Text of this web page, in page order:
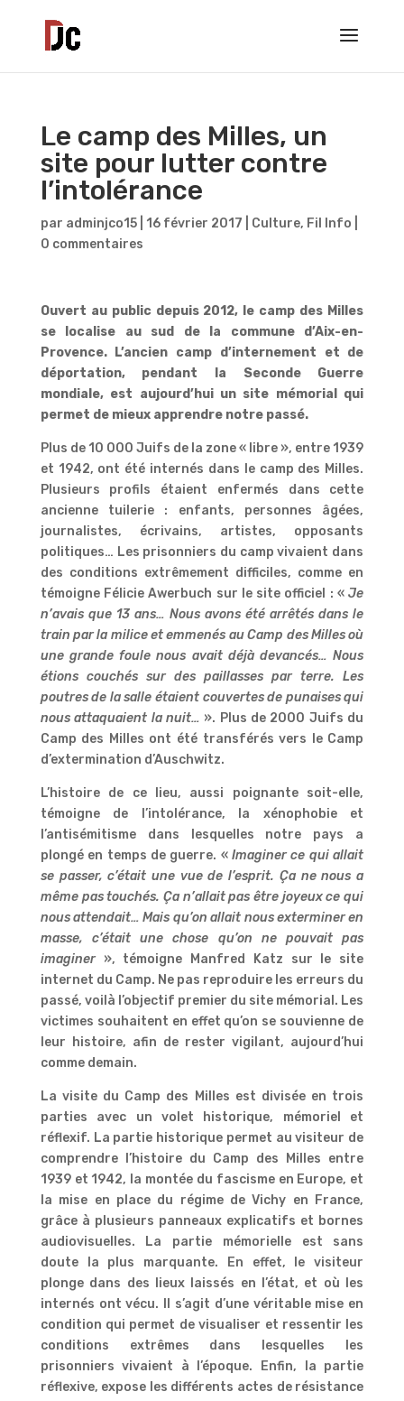
Le camp des Milles, un
site pour lutter contre
l’intolérance
par adminjco15| 16 février 2017 Culture, Fil Info
0 commentaires
Ouvert au public depuis 2012, le camp des Milles
se localise au sud de la commune d’Aix-en-
Provence. L’ancien camp d’internement et de
déportation, pendant la Seconde Guerre
mondiale, est aujourd’hui un site mémorial qui
permet de mieux apprendre notre passé.
Plus de 10 000 Juifs de la zone « libre », entre 1939
et 1942, ont été internés dans le camp des Milles.
Plusieurs profils étaient enfermés dans cette
ancienne tuilerie : enfants, personnes âgées,
journalistes, écrivains, artistes, opposants
politiques… Les prisonniers du camp vivaient dans
des conditions extrêmement difficiles, comme en
témoigne Félicie Awerbuch sur le site officiel : «Je
n’avais que 13 ans… Nous avons été arrêtés dans le
train par la milice et emmenés au Camp des Milles où
une grande foule nous avait déjà devancés… Nous
étions couchés sur des paillasses par terre. Les
poutres de la salle étaient couvertes de punaises qui
nous attaquaient la nuit… ». Plus de 2000 Juifs du
Camp des Milles ont été transférés vers le Camp
d’extermination d’Auschwitz.
L’histoire de ce lieu, aussi poignante soit-elle,
témoigne de l’intolérance, la xénophobie et
l’antisémitisme dans lesquelles notre pays a
plongé en temps de guerre. «Imaginer ce qui allait
se passer, c’était une vue de l’esprit. Ça ne nous a
même pas touchés. Ça n’allait pas être joyeux ce qui
nous attendait… Mais qu’on allait nous exterminer en
masse, c’était une chose qu’on ne pouvait pas
imaginer», témoigne Manfred Katz sur le site
internet du Camp. Ne pas reproduire les erreurs du
passé, voilà l’objectif premier du site mémorial. Les
victimes souhaitent en effet qu’on se souvienne de
leur histoire, afin de rester vigilant, aujourd’hui
comme demain.
La visite du Camp des Milles est divisée en trois
parties avec un volet historique, mémoriel et
réflexif. La partie historique permet au visiteur de
comprendre l’histoire du Camp des Milles entre
1939 et 1942, la montée du fascisme en Europe, et
la mise en place du régime de Vichy en France,
grâce à plusieurs panneaux explicatifs et bornes
audiovisuelles. La partie mémorielle est sans
doute la plus marquante. En effet, le visiteur
plonge dans des lieux laissés en l’état, et où les
internés ont vécu. Il s’agit d’une véritable mise en
condition qui permet de visualiser et ressentir les
conditions extrêmes dans lesquelles les
prisonniers vivaient à l’époque. Enfin, la partie
réflexive, expose les différents actes de résistance